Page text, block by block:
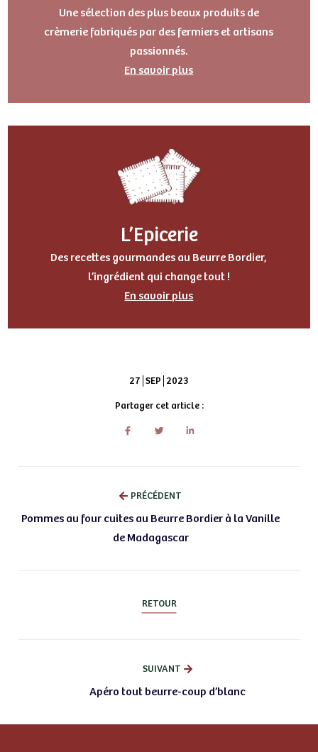
Une sélection des plus beaux produits de
crèmerie fabriqués par des fermiers et artisans
passionnés.
En savoir plus
L’Epicerie
Des recettes gourmandes au Beurre Bordier,
l’ingrédient qui change tout !
En savoir plus
27 SEP 2023
Partager cet article :
PRÉCÉDENT
Pommes au four cuites au Beurre Bordier à la Vanille
de Madagascar
RETOUR
SUIVANT
Apéro tout beurre-coup d’blanc